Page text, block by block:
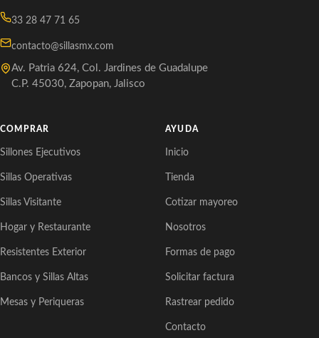
33 28 47 71 65
contacto@sillasmx.com
Av. Patria 624, Col. Jardines de Guadalupe
C.P. 45030, Zapopan, Jalisco
COMPRAR
Sillones Ejecutivos
Sillas Operativas
Sillas Visitante
Hogar y Restaurante
Resistentes Exterior
Bancos y Sillas Altas
Mesas y Periqueras
AYUDA
Inicio
Tienda
Cotizar mayoreo
Nosotros
Formas de pago
Solicitar factura
Rastrear pedido
Contacto